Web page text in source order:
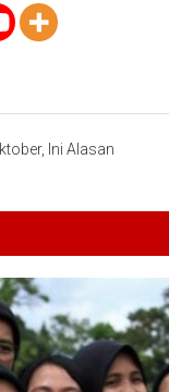
Ini Alasan